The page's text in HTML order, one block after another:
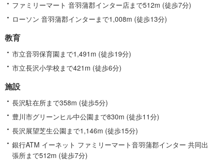
ファミリーマート 音羽蒲郡インター店まで512m (徒歩7分)
ローソン 音羽蒲郡インターまで1,008m (徒歩13分)
教育
市立音羽保育園まで1,491m (徒歩19分)
市立長沢小学校まで421m (徒歩6分)
施設
長沢駐在所まで358m (徒歩5分)
豊川市グリーンヒル中公園まで830m (徒歩11分)
長沢展望芝生公園まで1,146m (徒歩15分)
銀行ATM イーネット ファミリーマート音羽蒲郡インター 共同出
張所まで512m (徒歩7分)